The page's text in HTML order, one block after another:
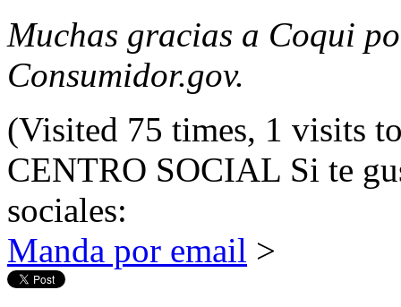
Muchas gracias a Coqui
Consumidor.gov.
(Visited 75 times, 1 visits
CENTRO SOCIAL Si te
sociales:
Manda por email >